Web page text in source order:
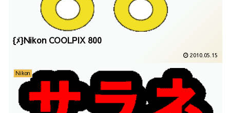
{ﾒ}Nikon COOLPIX 800
2010.05.15
Nikon